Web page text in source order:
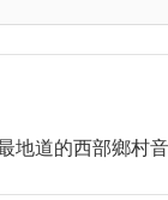
道的西部鄉村音